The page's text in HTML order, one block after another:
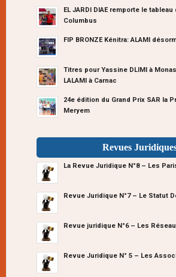
EL JARDI DIAE remporte le
Columbus
FIP BRONZE Kénitra: ALAMI
Titres pour Yassine DLIMI à
LALAMI à Carnac
24e édition du Grand Prix SAR la
Meryem
Revues
La Revue Juridique N°8 – Les
Revue Juridique N°7 – Le Statut
Revue juridique N°6 – Les
Revue Juridique N° 5 – Les